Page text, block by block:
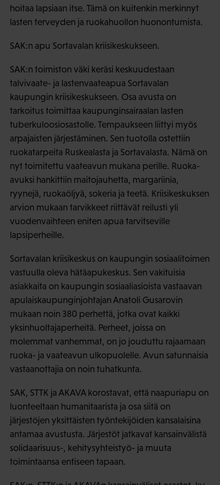
hoitaa lapsiaan itse. Tämä on kuitenkin merkinnyt
lasten terveyden ja ruokahuollon huonontumista.
SAK:n apu Sortavalan kriisikeskukseen.
SAK:n toimiston väki keräsi keskuudestaan
talvivaate- ja lastenvaateapua Sortavalan
kaupungin kriisikeskukseen. Osa avusta on
tarkoitus toimittaa kaupunginsairaalan lasten
tuberkuloosiosastolle. Tempaukseen liittyi myös
arpajaisten järjestäminen. Sen tuotolla ostettiin
ruokatarpeita Ruskealasta ja Sortavalasta. Nämä on
nyt toimitettu vaateavun mukana perille. Ruoka-
avuksi hankittiin maitojauhetta, margariinia,
ryynejä, ruokaöljyä, sokeria ja teetä. Kriisikeskuksen
arvion mukaan tarvikkeet riittävät reilusti yli
vuodenvaihteen eniten apua tarvitseville
lapsiperheille.
Sortavalan kriisikeskus on kaupungin sosiaalitoimen
vastuulla oleva hätäapukeskus. Sen vakituisia
asiakkaita on kaupungin sosiaaliasioista vastaavan
apulaiskaupunginjohtajan Anatoli Gusarovin
mukaan noin 380 perhettä, jotka ovat kaikki
yksinhuoltajaperheitä. Perheet, joissa on
molemmat vanhemmat, on jo jouduttu rajaamaan
ruoka- ja vaateavun ulkopuolelle. Avun satunnaisia
vastaanottajia on noin tuhatkunta.
SAK, STTK ja AKAVA korostavat, että naapuriapu on
luonteeltaan humanitaarista ja osa siitä on
järjestöjen yksittäisten työntekijöiden kansalaisina
antamaa avustusta. Järjestöt jatkavat kansainvälistä
solidaarisuus-, kehitysyhteistyö- ja muuta
toimintaansa entiseen tapaan.